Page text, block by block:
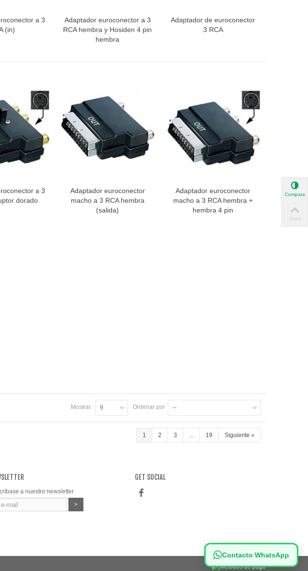
a 3
(in)
Vista rápida
Adaptador euroconector a 3
RCA hembra y Hosiden 4 pin
hembra
Vista rápida
Adaptador de euroconector
3 RCA
a 3
dorado
Vista rápida
Adaptador euroconector
macho a 3 RCA hembra
(salida)
Vista rápida
Adaptador euroconector
macho a 3 RCA hembra +
hembra 4 pin
Ordenar por --
Mostrar: 9
1 2 3 ... 19 Siguiente »
a nuestro newsletter
>
GET SOCIAL
Contacto WhatsApp
Comparar
Subir